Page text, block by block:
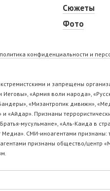
Сюжеты
Фото
конфиденциальности и
и запрещены
Иеговы», «Армия воли народа»,
«Мизантропик дивижн»,
и «Айдар». Признаны
мусульмане», «Аль-Каида в
Медиа». СМИ-иноагентами
признаны общество/центр